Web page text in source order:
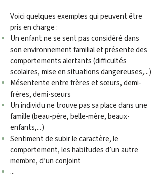
Voici quelques exemples qui peuvent être
pris en charge :
Un enfant ne se sent pas considéré dans
son environnement familial et présente des
comportements alertants (difficultés
scolaires, mise en situations dangereuses,...)
Mésentente entre frères et sœurs, demi-
frères, demi-sœurs
Un individu ne trouve pas sa place dans une
famille (beau-père, belle-mère, beaux-
enfants,...)
Sentiment de subir le caractère, le
comportement, les habitudes d’un autre
membre, d’un conjoint
...